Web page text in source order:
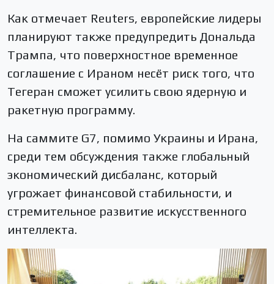
Как отмечает Reuters, европейские лидеры
планируют также предупредить Дональда
Трампа, что поверхностное временное
соглашение с Ираном несёт риск того, что
Тегеран сможет усилить свою ядерную и
ракетную программу.
На саммите G7, помимо Украины и Ирана,
среди тем обсуждения также глобальный
экономический дисбаланс, который
угрожает финансовой стабильности, и
стремительное развитие искусственного
интеллекта.